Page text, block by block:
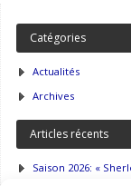
Catégories
Actualités
Archives
Articles récents
Saison 2026: «